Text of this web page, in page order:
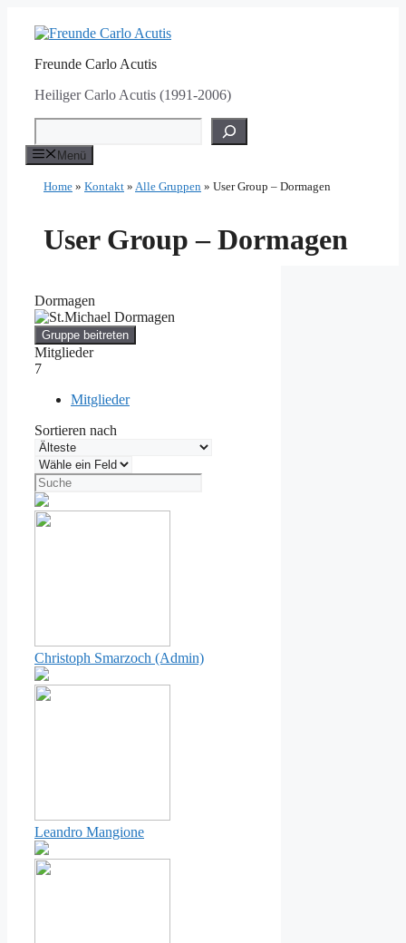
Inhalt
Freunde Carlo Acutis
Heiliger Carlo Acutis (1991-2006)
Suchen
Menü
Home » Kontakt » Alle Gruppen » User Group – Dormagen
User Group – Dormagen
Dormagen
Gruppe beitreten
Mitglieder
7
Mitglieder
Sortieren nach
Christoph Smarzoch (Admin)
Leandro Mangione